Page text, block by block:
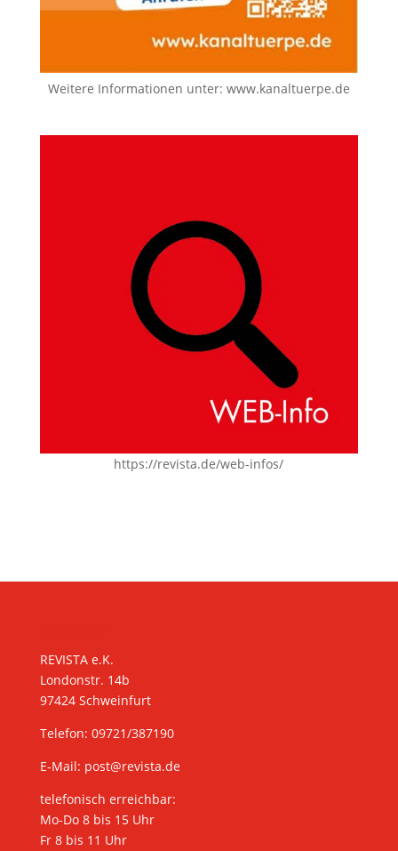
Weitere Informationen unter: www.kanaltuerpe.de
https://revista.de/web-infos/
REVISTA e.K.
Londonstr. 14b
97424 Schweinfurt
Telefon: 09721/387190
E-Mail: post@revista.de
telefonisch erreichbar:
Mo-Do 8 bis 15 Uhr
Fr 8 bis 11 Uhr